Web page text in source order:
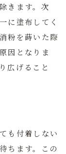
きます。次
に塗布してく
粉を蒔いた際
因となりま
広げること
も付着しない
ちます。この